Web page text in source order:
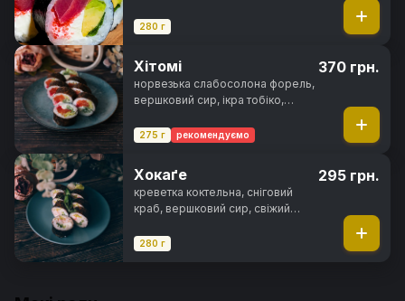
соус, норі, рис
280 г
Хітомі
норвезька слабосолона форель,
вершковий сир, ікра тобіко,
норі, рис
275 г рекомендуємо
370 грн.
Хокаґе
креветка коктельна, сніговий
краб, вершковий сир, свіжий
чилі соус, норі, рис
280 г
295 грн.